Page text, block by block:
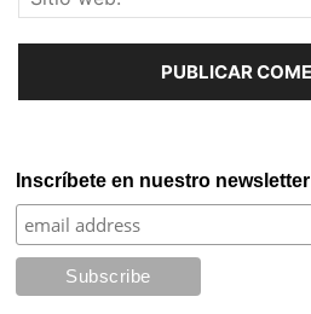
Inscríbete en nuestro newsletter